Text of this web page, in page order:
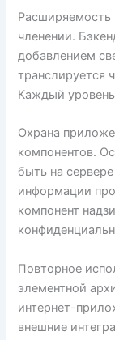
Расширяемость
членении.
добавлением
транслируется
Каждый
Охрана
компонентов.
быть на
информации
компонент
Повторное
элементной
интернет-
внешние